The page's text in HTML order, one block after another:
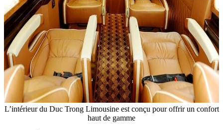
L’intérieur du Duc Trong Limousine est conçu pour offrir un confort
haut de gamme